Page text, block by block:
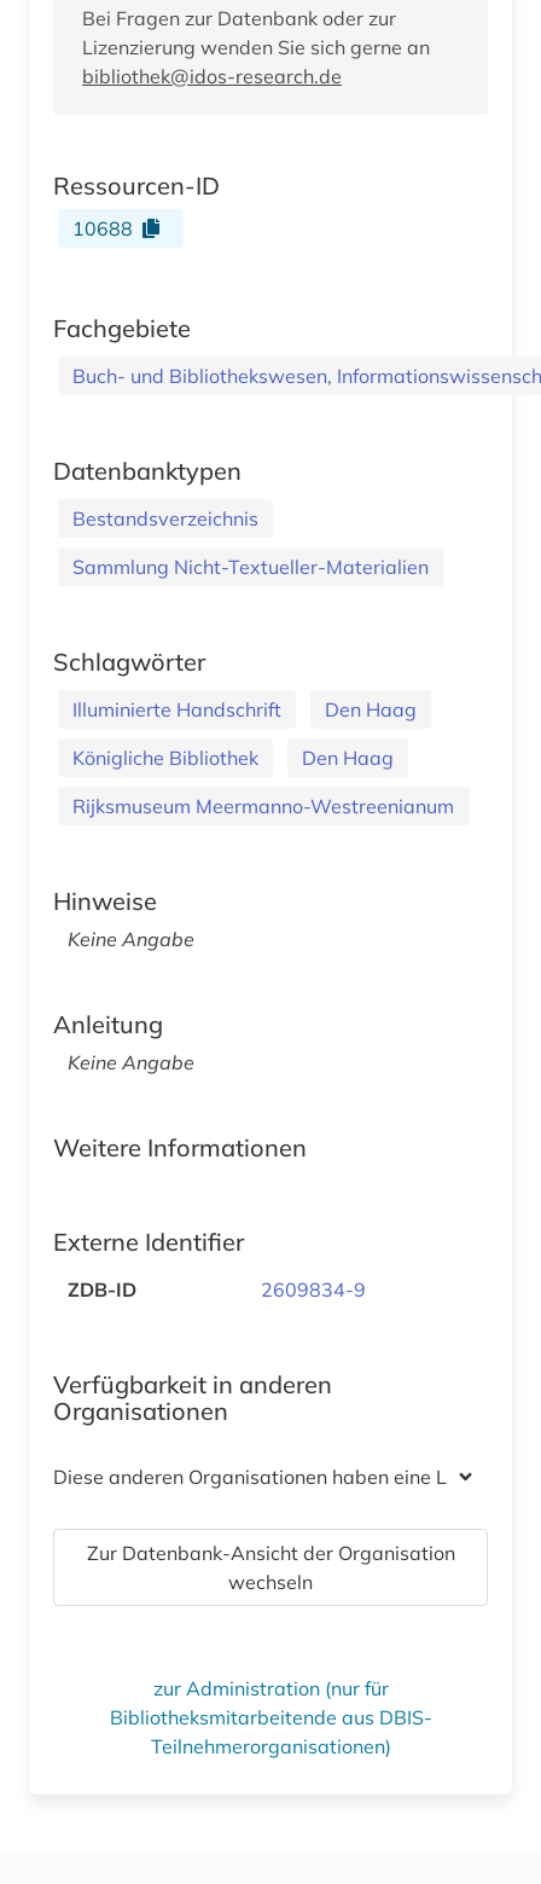
Bei Fragen zur Datenbank oder zur
Lizenzierung wenden Sie sich gerne an
bibliothek@idos-research.de
Ressourcen-ID
10688
Fachgebiete
Buch- und Bibliothekswesen,
Datenbanktypen
Bestandsverzeichnis
Sammlung Nicht-Textueller-Materialien
Schlagwörter
Illuminierte Handschrift
Den Haag
Königliche Bibliothek
Den Haag
Rijksmuseum Meermanno-Westreenianum
Hinweise
Keine Angabe
Anleitung
Keine Angabe
Weitere Informationen
Externe Identifier
ZDB-ID 2609834-9
Verfügbarkeit in anderen
Organisationen
Diese anderen Organisationen haben eine Lizenz
Zur Datenbank-Ansicht der Organisation
wechseln
zur Administration (nur für
Bibliotheksmitarbeitende aus DBIS-
Teilnehmerorganisationen)